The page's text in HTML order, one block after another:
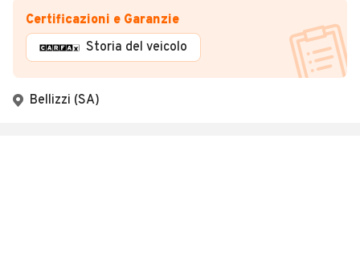
Certificazioni e Garanzie
Storia del veicolo
Bellizzi (SA)